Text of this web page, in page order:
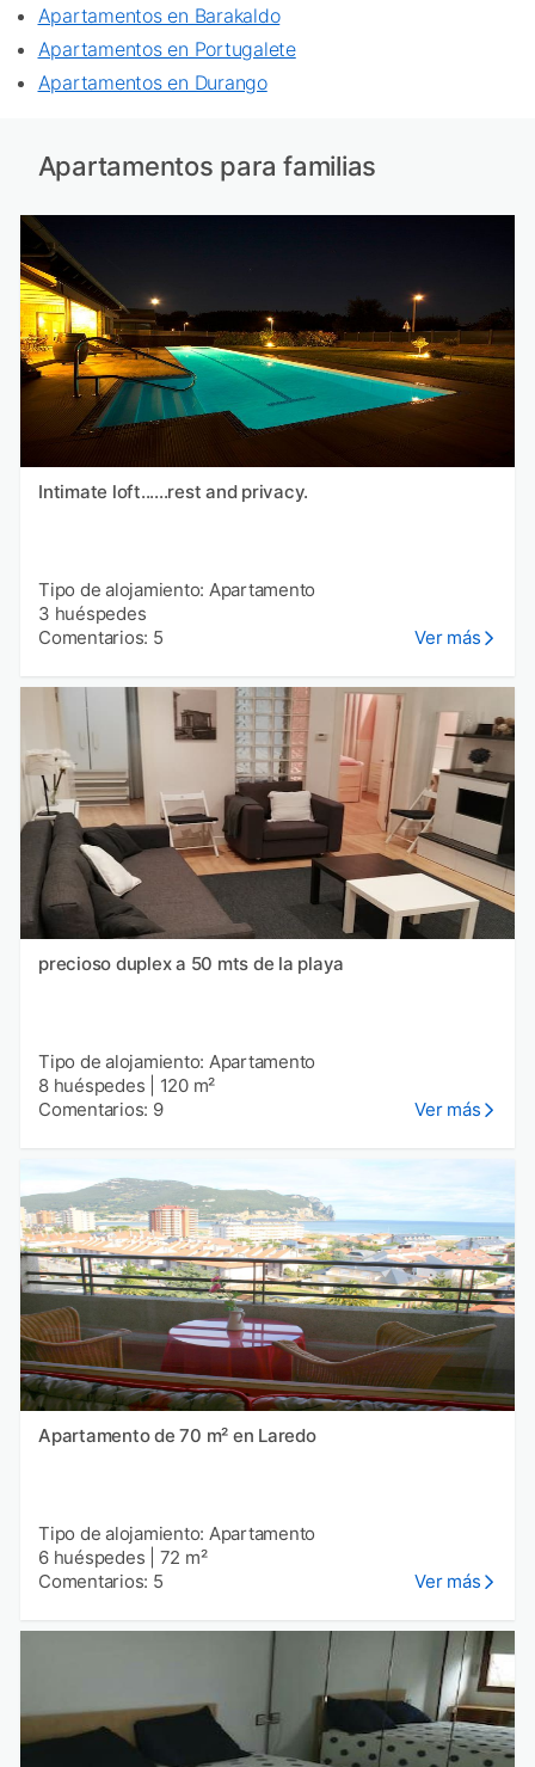
Apartamentos en Barakaldo
Apartamentos en Portugalete
Apartamentos en Durango
Apartamentos para familias
Intimate loft......rest and privacy.
Tipo de alojamiento: Apartamento
3 huéspedes
Comentarios: 5
Ver más
precioso duplex a 50 mts de la playa
Tipo de alojamiento: Apartamento
8 huéspedes
120 m²
Comentarios: 9
Ver más
Apartamento de 70 m² en Laredo
Tipo de alojamiento: Apartamento
6 huéspedes
72 m²
Comentarios: 5
Ver más